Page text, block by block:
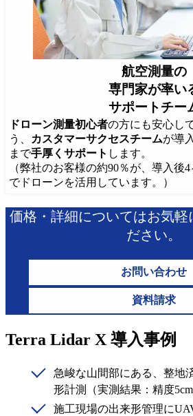
航空測量の
専門家が率い
サポートチー
ドローン測量初心者の方にも安心し
う、 カスタマーサクセスチームが導
まで手厚くサポート します。
（弊社のお客様の約90％が、導入後
でドローンを活用しています。）
価格・詳細についてはお気軽
ださい。
お問い合わせ
資料請求
Terra Lidar X 導入事例
急峻な山間部にある、整地
形計測（実測結果：精度5cm
施工現場の出来形管理に